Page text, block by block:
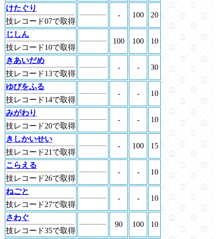
けたぐり
技レコード07で取得
- 100 20
じしん
技レコード10で取得
100 100 10
きあいだめ
技レコード13で取得
- - 30
ゆびをふる
技レコード14で取得
- - 10
みがわり
技レコード20で取得
- - 10
きしかいせい
技レコード21で取得
- 100 15
こらえる
技レコード26で取得
- - 10
ねごと
技レコード27で取得
- - 10
さわぐ
技レコード35で取得
90 100 10